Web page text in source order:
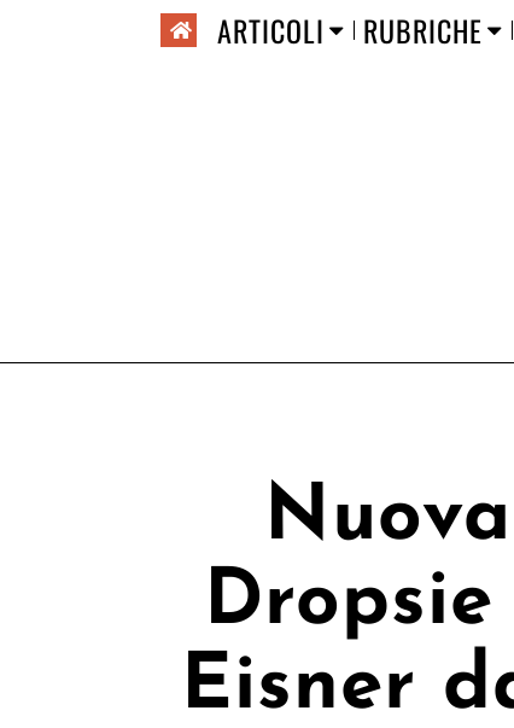
ARTICOLI RUBRICHE
Eisner